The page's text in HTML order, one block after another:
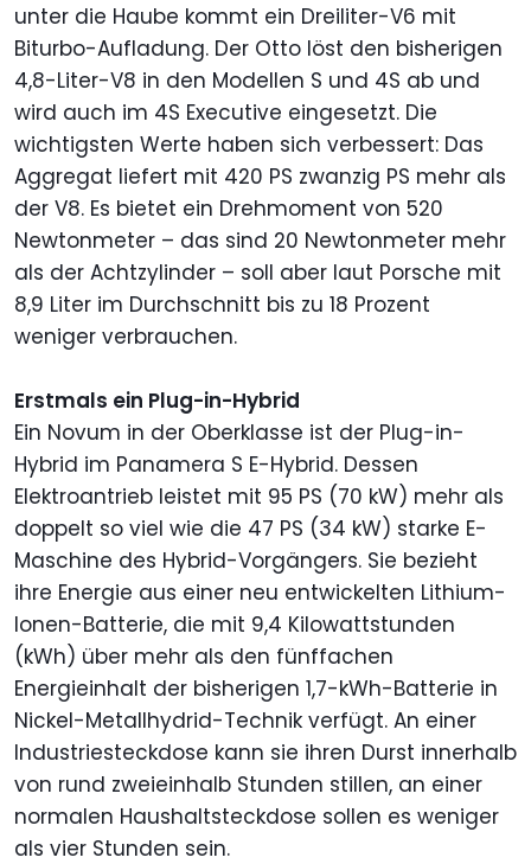
unter die Haube kommt ein Dreiliter-V6 mit
Biturbo-Aufladung. Der Otto löst den bisherigen
4,8-Liter-V8 in den Modellen S und 4S ab und
wird auch im 4S Executive eingesetzt. Die
wichtigsten Werte haben sich verbessert: Das
Aggregat liefert mit 420 PS zwanzig PS mehr als
der V8. Es bietet ein Drehmoment von 520
Newtonmeter – das sind 20 Newtonmeter mehr
als der Achtzylinder – soll aber laut Porsche mit
8,9 Liter im Durchschnitt bis zu 18 Prozent
weniger verbrauchen.
Erstmals ein Plug-in-Hybrid
Ein Novum in der Oberklasse ist der Plug-in-
Hybrid im Panamera S E-Hybrid. Dessen
Elektroantrieb leistet mit 95 PS (70 kW) mehr als
doppelt so viel wie die 47 PS (34 kW) starke E-
Maschine des Hybrid-Vorgängers. Sie bezieht
ihre Energie aus einer neu entwickelten Lithium-
Ionen-Batterie, die mit 9,4 Kilowattstunden
(kWh) über mehr als den fünffachen
Energieinhalt der bisherigen 1,7-kWh-Batterie in
Nickel-Metallhydrid-Technik verfügt. An einer
Industriesteckdose kann sie ihren Durst innerhalb
von rund zweieinhalb Stunden stillen, an einer
normalen Haushaltsteckdose sollen es weniger
als vier Stunden sein.